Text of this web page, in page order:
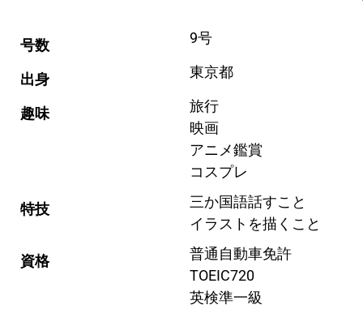
号数 9号
出身 東京都
趣味
旅行
映画
アニメ鑑賞
コスプレ
特技
三か国語話すこと
イラストを描くこと
資格
普通自動車免許
TOEIC720
英検準一級